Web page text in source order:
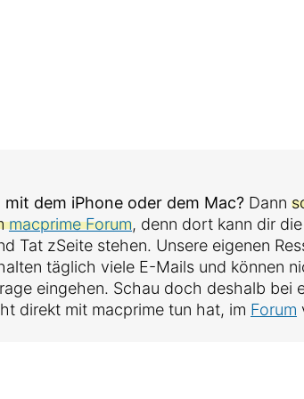
dem iPhone oder dem Mac?Dann
macprime Forum, denn dort kann dir
Tat zSeite stehen. Unsere eigenen
täglich viele E-Mails und können
eingehen. Schau doch deshalb bei
direkt mit macprime tun hat, im Forum